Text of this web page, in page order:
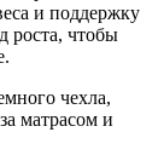
и поддержку
роста, чтобы
чехла,
матрасом и